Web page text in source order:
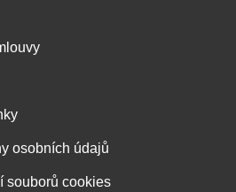
osobních údajů
souborů cookies